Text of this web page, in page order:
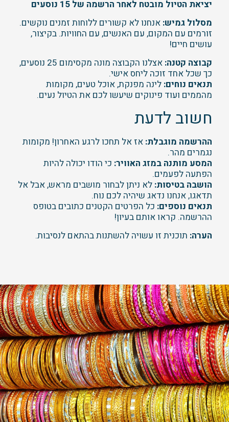
יציאת הטיול מובטח לאחר הרשמה של 15 נוסעים
מסלול גמיש: אנחנו לא קשורים ללוחות זמנים נוקשים.
זורמים עם המקום, עם האנשים, עם החוויות. בקיצור,
עושים חיים!
קבוצה קטנה:
אצלנו הקבוצה מונה מקסימום 25 נוסעים,
כך שכל אחד זוכה ליחס אישי.
תנאים נוחים: לינה מפנקת, אוכל טעים, מקומות
מהממים ועוד פינוקים שיעשו לכם את הטיול נעים.
חשוב לדעת
ההרשמה מוגבלת: אז אל תחכו לרגע האחרון! מקומות
נגמרים מהר.
המסע מותנה במזג האוויר: כי הודו יכולה להיות
הפתעה לפעמים.
הושבה בטיסות: לא ניתן לבחור מושבים מראש, אבל אל
תדאגו, אנחנו נדאג שיהיה לכם נוח.
תנאים נוספים: כל הפרטים הקטנים כתובים בטופס
ההרשמה. קראו אותם בעיון!
הערה: תוכנית זו עשויה להשתנות בהתאם לנסיבות.